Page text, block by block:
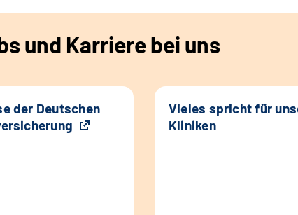
und Karriere bei uns
der Deutschen
Vieles spricht für
Kliniken